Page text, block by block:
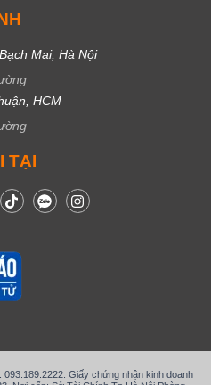
Mai, Hà Nội
HCM
TẠI
Giấy chứng nhận kinh doanh